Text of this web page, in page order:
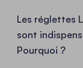
Les réglettes
sont
Pourquoi ?